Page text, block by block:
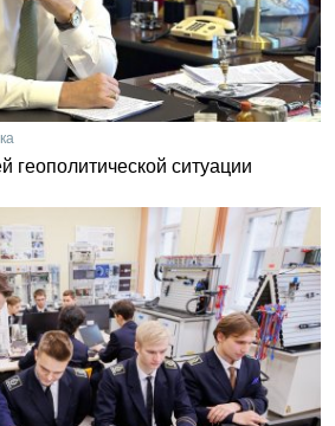
геополитической ситуации